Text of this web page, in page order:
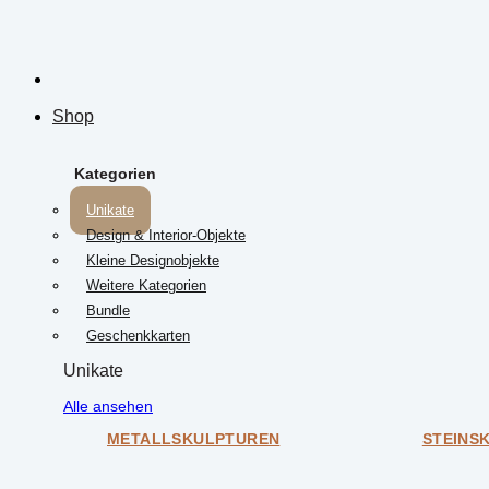
Shop
Kategorien
Unikate
Design & Interior-Objekte
Kleine Designobjekte
Weitere Kategorien
Bundle
Geschenkkarten
Unikate
Alle ansehen
METALLSKULPTUREN